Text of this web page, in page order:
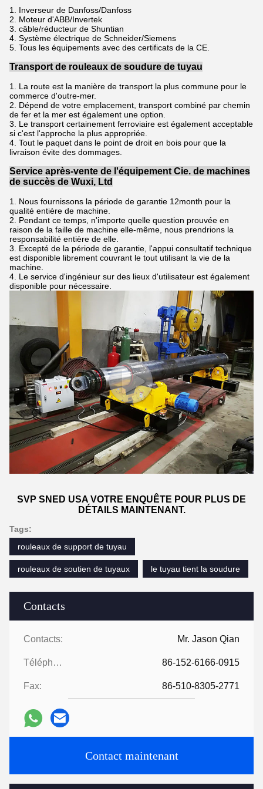
Contacts
Contacts: Mr. Jason Qian
Téléphone: 86-152-6166-0915
Fax: 86-510-8305-2771
Contact maintenant
1. Inverseur de Danfoss/Danfoss
2. Moteur d'ABB/Invertek
3. câble/réducteur de Shuntian
4. Système électrique de Schneider/Siemens
5. Tous les équipements avec des certificats de la CE.
Transport de rouleaux de soudure de tuyau
1. La route est la manière de transport la plus commune pour le
commerce d'outre-mer.
2. Dépend de votre emplacement, transport combiné par chemin
de fer et la mer est également une option.
3. Le transport certainement ferroviaire est également acceptable
si c'est l'approche la plus appropriée.
4. Tout le paquet dans le point de droit en bois pour que la
livraison évite des dommages.
Service après-vente de l'équipement Cie. de machines
de succès de Wuxi, Ltd
1. Nous fournissons la période de garantie 12month pour la
qualité entière de machine.
2. Pendant ce temps, n'importe quelle question prouvée en
raison de la faille de machine elle-même, nous prendrions la
responsabilité entière de elle.
3. Excepté de la période de garantie, l'appui consultatif technique
est disponible librement couvrant le tout utilisant la vie de la
machine.
4. Le service d'ingénieur sur des lieux d'utilisateur est également
disponible pour nécessaire.
SVP SNED USA VOTRE ENQUÊTE POUR PLUS DE
DÉTAILS MAINTENANT.
Tags:
rouleaux de support de tuyau
rouleaux de soutien de tuyaux le tuyau tient la soudure